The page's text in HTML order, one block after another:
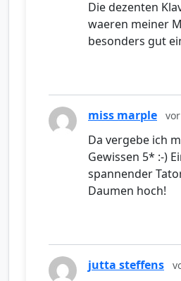
Die dezenten
waeren meiner
besonders gut
miss marple
Da vergebe ich
Gewissen 5* :-)
spannender
Daumen hoch!
jutta steffens